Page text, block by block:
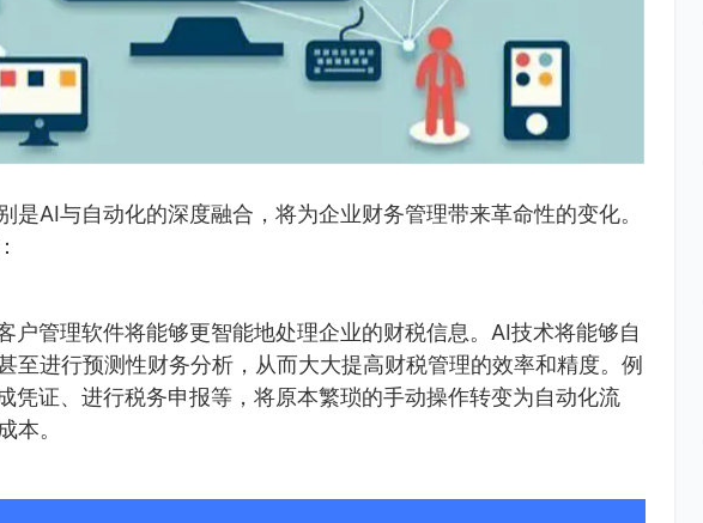
是AI与自动化的深度融合，将为企业财务管理带来革命性的变化。
户管理软件将能够更智能地处理企业的财税信息。AI技术将能够自
至进行预测性财务分析，从而大大提高财税管理的效率和精度。例
凭证、进行税务申报等，将原本繁琐的手动操作转变为自动化流
本。